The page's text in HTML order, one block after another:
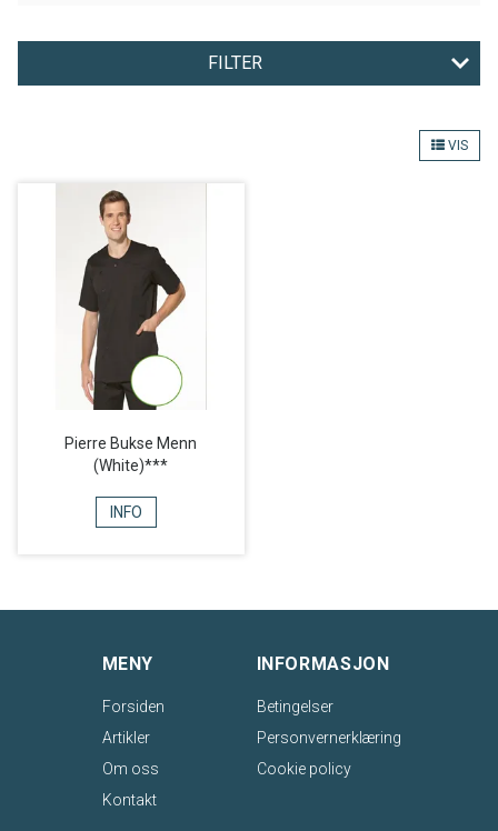
FILTER
VIS
Pierre Bukse Menn
(White)***
INFO
MENY
Forsiden
Artikler
Om oss
Kontakt
INFORMASJON
Betingelser
Personvernerklæring
Cookie policy